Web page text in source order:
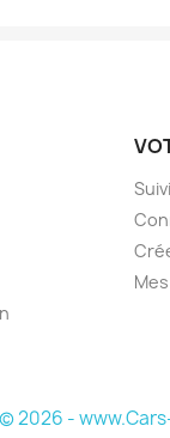
© 2026 -